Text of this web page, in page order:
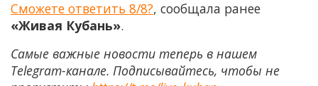
Сможете ответить 8/8?, сообщала ранее
«Живая Кубань».
Самые важные новости теперь в нашем
Telegram-канале. Подписывайтесь, чтобы не